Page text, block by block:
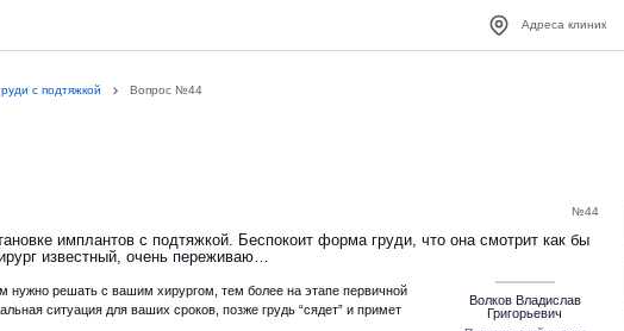
Адреса клиник
с подтяжкой Вопрос №44
№44
имплантов с подтяжкой. Беспокоит форма груди, что она смотрит как бы
известный, очень переживаю…
решать с вашим хирургом, тем более на этапе первичной
ситуация для ваших сроков, позже грудь “сядет” и примет
Волков Владислав
Григорьевич